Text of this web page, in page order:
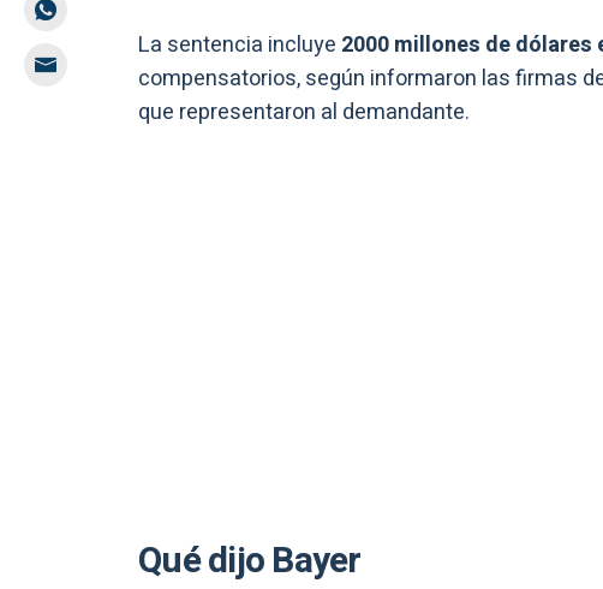
La sentencia incluye 2000 millones de dólares
compensatorios, según informaron las firmas
que representaron al demandante.
Qué dijo Bayer